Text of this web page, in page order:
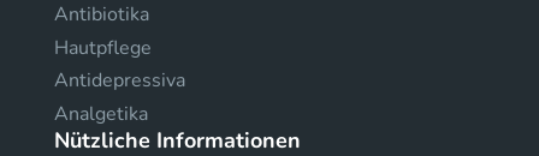
Antibiotika
Hautpflege
Antidepressiva
Analgetika
Nützliche Informationen